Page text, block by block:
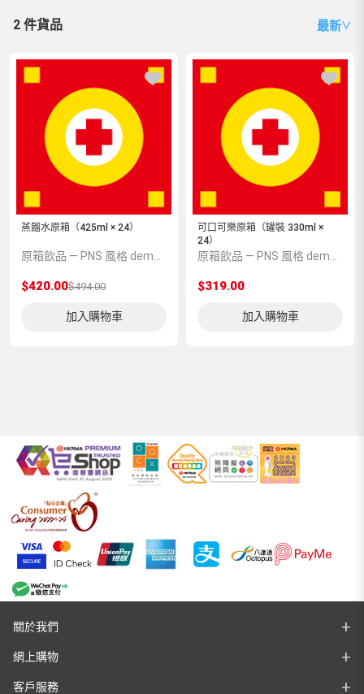
2 件貨品 最新∨
蒸餾水原箱（425ml × 24）
$420.00$494.00
加入購物車
可口可樂原箱（罐裝 330ml ×
24）
$319.00
加入購物車
關於我們
網上購物
客戶服務